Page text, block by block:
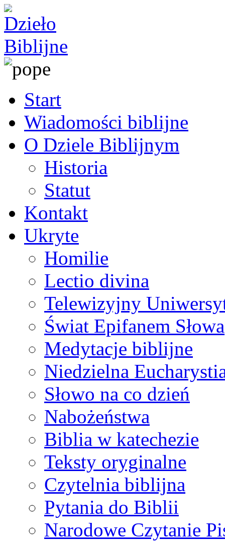
Start
Wiadomości biblijne
O Dziele Biblijnym
Historia
Statut
Kontakt
Ukryte
Homilie
Lectio divina
Telewizyjny
Świat Epifanem Słowa
Medytacje biblijne
Niedzielna
Słowo na co dzień
Nabożeństwa
Biblia w katechezie
Teksty oryginalne
Czytelnia biblijna
Pytania do Biblii
Narodowe Czytanie